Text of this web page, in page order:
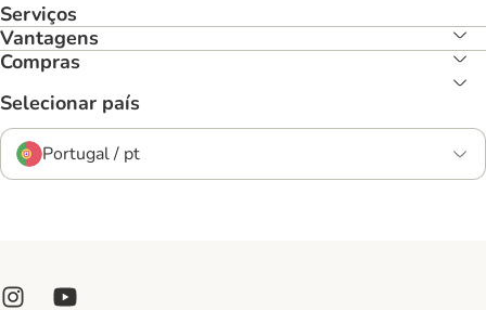
Serviços
Vantagens
Compras
Selecionar país
Portugal / pt